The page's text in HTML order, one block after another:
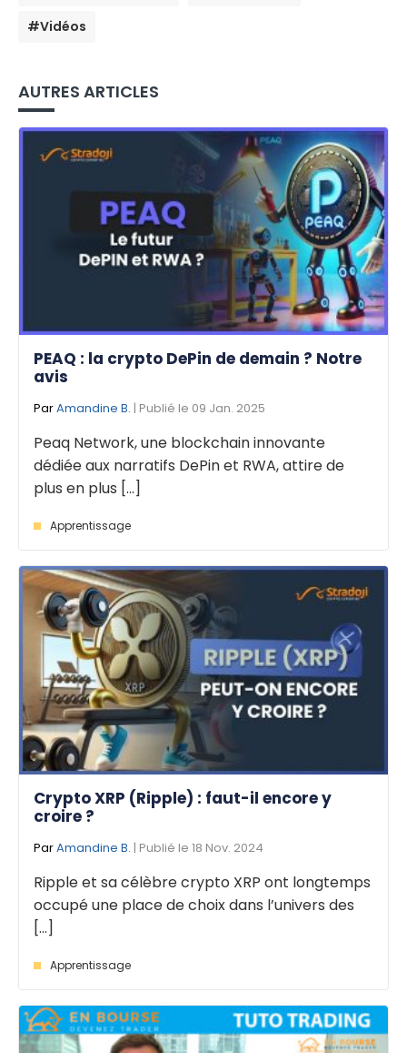
#Vidéos
AUTRES ARTICLES
PEAQ : la crypto DePin de demain ? Notre
avis
ParAmandine B. | Publié le 09 Jan. 2025
Peaq Network, une blockchain innovante
dédiée aux narratifs DePin et RWA, attire de
plus en plus [...]
Apprentissage
Crypto XRP (Ripple) : faut-il encore y
croire ?
ParAmandine B. | Publié le 18 Nov. 2024
Ripple et sa célèbre crypto XRP ont longtemps
occupé une place de choix dans l’univers des
[...]
Apprentissage